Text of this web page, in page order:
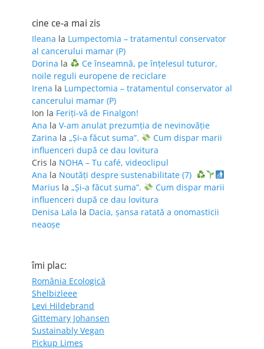
cine ce-a mai zis
Ileana la Lumpectomia – tratamentul conservator
al cancerului mamar (P)
Dorina la
Ce înseamnă, pe înțelesul tuturor,
noile reguli europene de reciclare
Irena la Lumpectomia – tratamentul conservator al
cancerului mamar (P)
Ion la Feriţi-vă de Finalgon!
Ana la V-am anulat prezumția de nevinovăție
Zarina la „Și-a făcut suma”.
Cum dispar marii
influenceri după ce dau lovitura
Cris la NOHA – Tu café, videoclipul
Ana la Noutăți despre sustenabilitate (7)
Marius la „Și-a făcut suma”.
Cum dispar marii
influenceri după ce dau lovitura
Denisa Lala la Dacia, șansa ratată a onomasticii
neaoșe
îmi plac:
România Ecologică
Shelbizleee
Levi Hildebrand
Gittemary Johansen
Sustainably Vegan
Pickup Limes